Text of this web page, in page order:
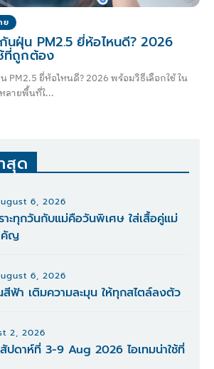
ย
นฝุ่น PM2.5 ยี่ห้อไหนดี? 2026
ที่ถูกต้อง
ยี่ห้อไหนดี? 2026 พร้อมวิธีเลือกใช้ ใน
ลายพื้นที่ใ...
สุด
6, 2026
ะทุกวันกับแม่คือวันพิเศษ ใส่เสื้อคู่แม่
คัญ
6, 2026
ฟ้า เติมความละมุน ให้ทุกสไตล์ลงตัว
2, 2026
ปดาห์ที่ 3-9 Aug 2026 ไอเทมน่าใช้ที่